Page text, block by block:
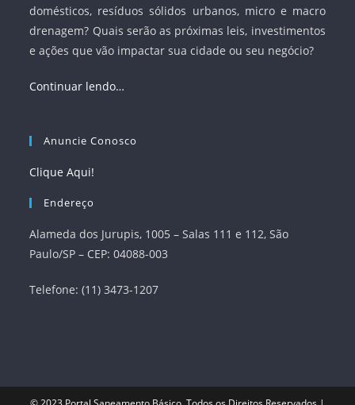
domésticos, resíduos sólidos urbanos, micro e macro
drenagem? Quais serão as próximas leis, investimentos
e ações que vão impactar sua cidade ou seu negócio?
Continuar lendo…
Anuncie Conosco
Clique Aqui!
Endereço
Alameda dos Jurupis, 1005 – Salas 111 e 112, São
Paulo/SP – CEP: 04088-003
Telefone: (11) 3473-1207